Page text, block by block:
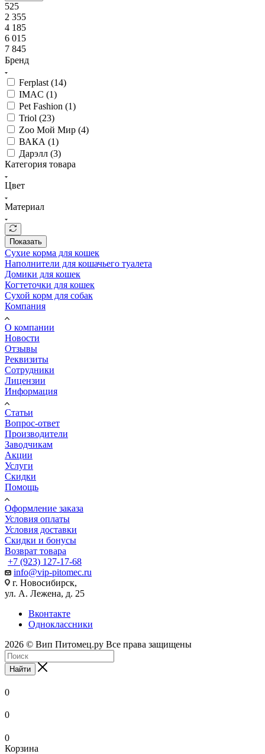
525
2 355
4 185
6 015
7 845
Бренд
Ferplast (14)
IMAC (1)
Pet Fashion (1)
Triol (23)
Zoo Мой Мир (4)
ВАКА (1)
Дарэлл (3)
Категория товара
Цвет
Материал
Показать
Сухие корма для кошек
Наполнители для кошачьего туалета
Домики для кошек
Когтеточки для кошек
Сухой корм для собак
Компания
О компании
Новости
Отзывы
Реквизиты
Сотрудники
Лицензии
Информация
Статьи
Вопрос-ответ
Производители
Заводчикам
Акции
Услуги
Скидки
Помощь
Оформление заказа
Условия оплаты
Условия доставки
Скидки и бонусы
Возврат товара
+7 (923) 127-17-68
info@vip-pitomec.ru
г. Новосибирск,
ул. А. Лежена, д. 25
Вконтакте
Одноклассники
2026 © Вип Питомец.ру Все права защищены
Найти
0
0
0
Корзина